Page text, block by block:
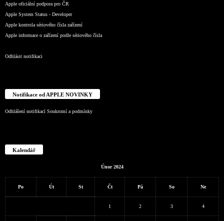
Apple oficiální podpora pro ČR
Apple System Status - Developer
Apple kontrola sériového čísla zařízení
Apple informace o zařízení podle sériového čísla
Odhlásit notifikaci
Notifikace od APPLE NOVINKY
Odhlášení notifikací Soukromí a podmínky
Kalendář
Únor 2024
Po Út St Čt Pá So Ne
1 2 3 4